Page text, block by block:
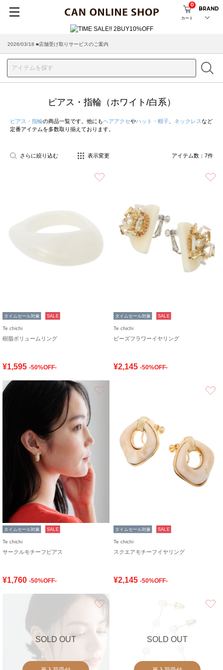
カート
0
BRAND
2026/03/18 ■店舗受け取りサービスのご案内
ピアス・指輪（ホワイト/白系）
ピアス・指輪の商品一覧です。他にもヘアアクセやハット・帽子 ネックレスなど
定番アイテムを多数取り揃えております。
さらに絞り込む 表示変更 アイテム数： 7件
タイムセール対象 SALE
Te chichi
樹脂ボリュームリング
¥1,595 -50%OFF-
タイムセール対象 SALE
Te chichi
ビーズフラワーイヤリング
¥2,145 -50%OFF-
タイムセール対象 SALE
Te chichi
サークルモチーフピアス
¥1,760 -50%OFF-
タイムセール対象 SALE
Te chichi
スクエアモチーフイヤリング
¥2,145 -50%OFF-
SOLD OUT SOLD OUT